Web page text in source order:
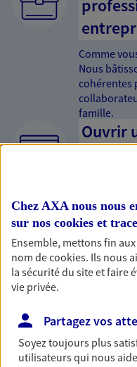
Comme
Nous
cohérentes
famille.
Ouvrir
Encaisser
envisager
un œil sur
patrimoine
proches en
aidant à
Chez AXA nous nous
sur nos cookies et
Ensemble, mettons fin
nom decookies. Ils nous
la sécurité du site et faire
vie privée.
Partagez vos
Soyez toujours plus
utilisateurs qui nous